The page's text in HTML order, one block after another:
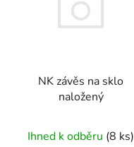
NK závěs na sklo
naložený
Ihned k odběru (8 ks)